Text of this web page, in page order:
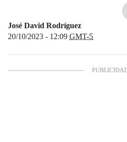
José David Rodríguez
20/10/2023 - 12:09 GMT-5